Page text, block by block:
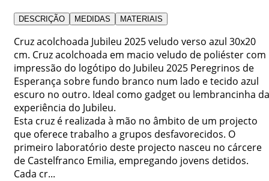
DESCRIÇÃO MEDIDAS MATERIAIS
Cruz acolchoada Jubileu 2025 veludo verso azul 30x20
cm. Cruz acolchoada em macio veludo de poliéster com
impressão do logótipo do Jubileu 2025 Peregrinos de
Esperança sobre fundo branco num lado e tecido azul
escuro no outro. Ideal como gadget ou lembrancinha da
experiência do Jubileu.
Esta cruz é realizada à mão no âmbito de um projecto
que oferece trabalho a grupos desfavorecidos. O
primeiro laboratório deste projecto nasceu no cárcere
de Castelfranco Emilia, empregando jovens detidos.
Cada cr...